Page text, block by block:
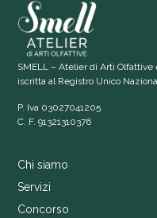
SMELL – Atelier di Arti Olfattive
iscritta al Registro Unico
P. Iva 03027041205
C. F. 91321310376
Chi siamo
Servizi
Concorso